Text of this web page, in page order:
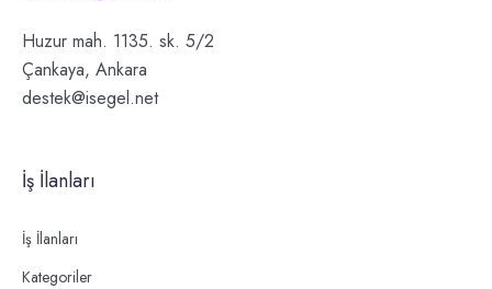
Huzur mah. 1135. sk. 5/2
Çankaya, Ankara
destek@isegel.net
İş İlanları
İş İlanları
Kategoriler